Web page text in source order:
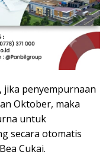
jika penyempurnaan
Oktober, maka
untuk
secara otomatis
Cukai.